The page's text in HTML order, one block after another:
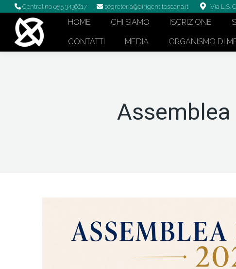
Centralino 055 3436617 segreteria@dirigentitoscana.it Via L.S.
HOME CHI SIAMO ISCRIZIONE
CONTATTI MEDIA ORGANISMO DI